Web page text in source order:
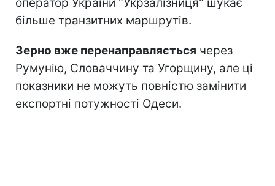
більше транзитних маршрутів.
Зерно вже перенаправляється через
Румунію, Словаччину та Угорщину, але ці
показники не можуть повністю замінити
експортні потужності Одеси.